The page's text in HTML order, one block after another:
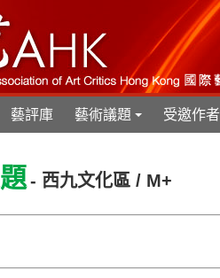
藝評庫
+
藝術議題 受邀作者
- 西九文化區 / M+